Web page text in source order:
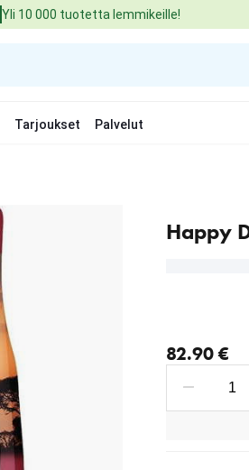
Yli 10 000 tuotetta lemmikeille!
Tarjoukset Palvelut
Happy
82.90 €